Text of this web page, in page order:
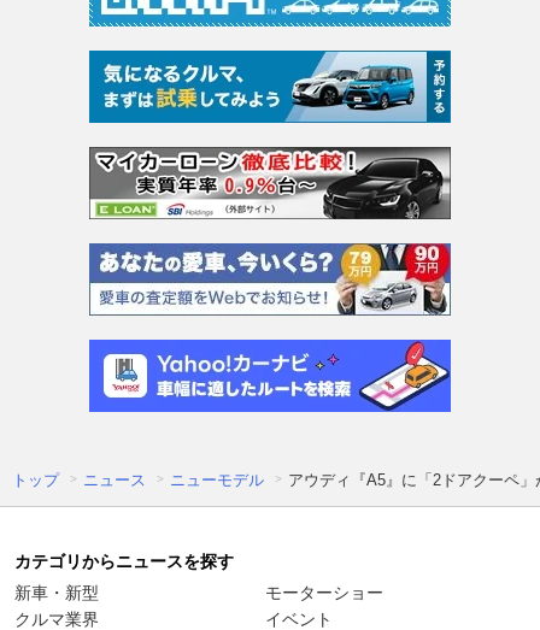
トップ ニュース ニューモデル アウディ『A5』に「2ドアクーペ
カテゴリからニュースを探す
新車・新型
クルマ業界
モーターショー
イベント